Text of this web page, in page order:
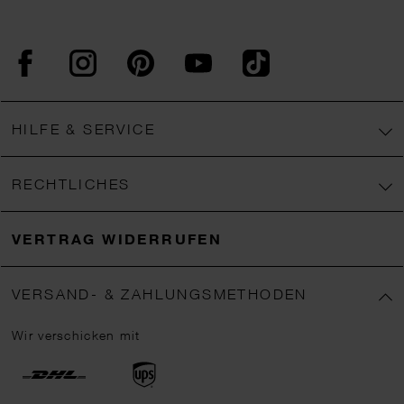
FacebookInstagram PinterestYouTubeTikTok
HILFE & SERVICE
RECHTLICHES
VERTRAG WIDERRUFEN
VERSAND- & ZAHLUNGSMETHODEN
Wir verschicken mit